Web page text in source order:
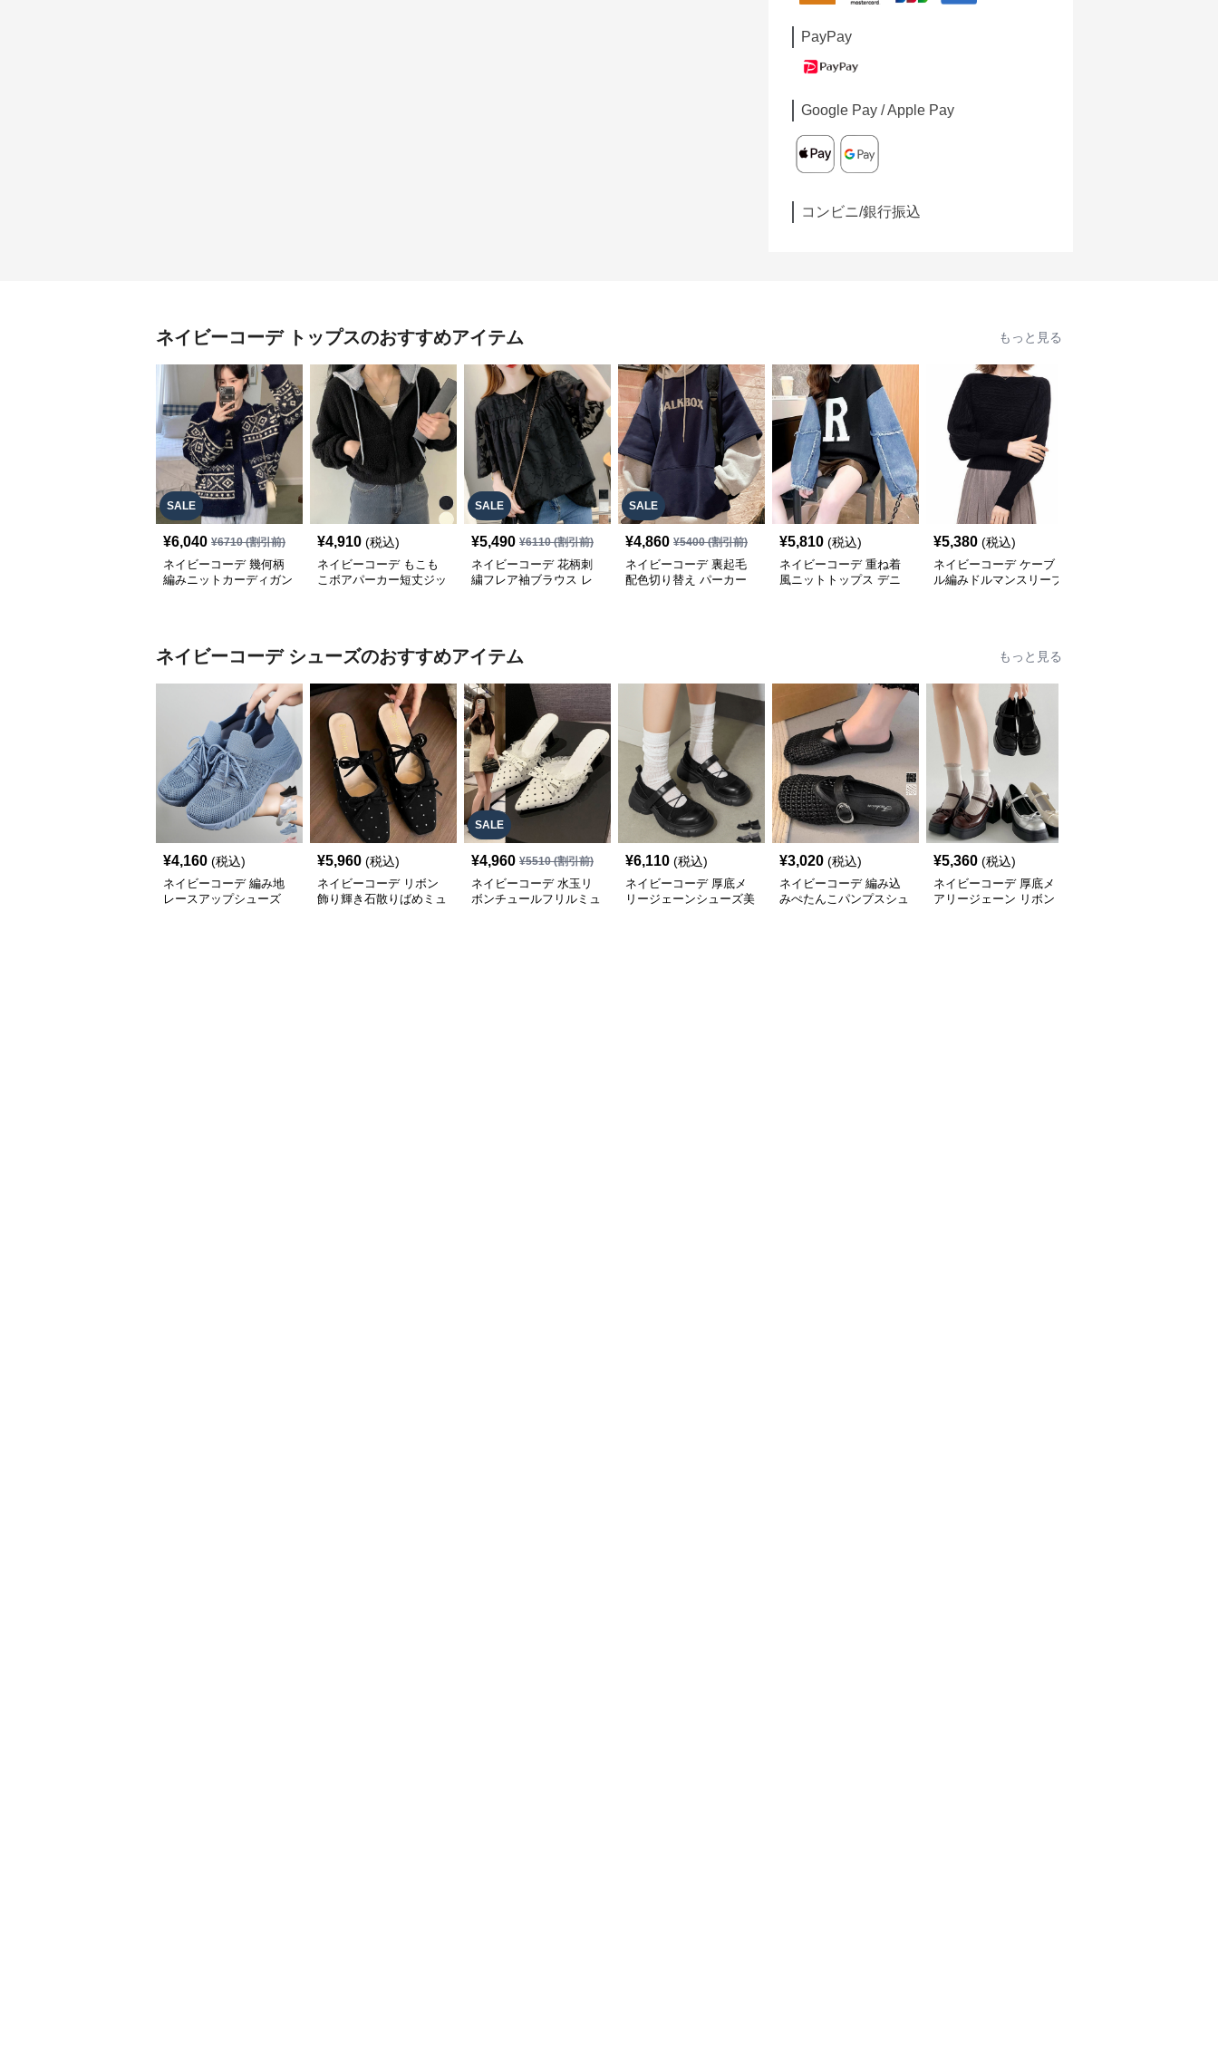
PayPay
Google Pay / Apple Pay
コンビニ/銀行振込
ネイビーコーデ トップスのおすすめアイテム もっと見る
SALE
¥6,040 ¥6710(割引前)
ネイビーコーデ 幾何柄
編みニットカーディガン
¥4,910 (税込)
ネイビーコーデ もこも
こボアパーカー短丈ジッ
SALE
¥5,490 ¥6110(割引前)
ネイビーコーデ 花柄刺
繍フレア袖ブラウス レ
SALE
¥4,860 ¥5400(割引前)
ネイビーコーデ 裏起毛
配色切り替え パーカー
¥5,810 (税込)
ネイビーコーデ 重ね着
風ニットトップス デニ
¥5,380 (税込)
ネイビーコーデ ケーブ
ル編みドルマンスリーブ
ネイビーコーデ シューズのおすすめアイテム もっと見る
¥4,160 (税込)
ネイビーコーデ 編み地
レースアップシューズ
¥5,960 (税込)
ネイビーコーデ リボン
飾り輝き石散りばめミュ
SALE
¥4,960 ¥5510(割引前)
ネイビーコーデ 水玉リ
ボンチュールフリルミュ
¥6,110 (税込)
ネイビーコーデ 厚底メ
リージェーンシューズ美
¥3,020 (税込)
ネイビーコーデ 編み込
みぺたんこパンプスシュ
¥5,360 (税込)
ネイビーコーデ 厚底メ
アリージェーン リボン